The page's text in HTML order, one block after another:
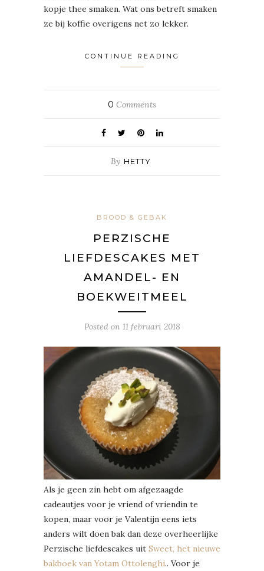
kopje thee smaken. Wat ons betreft smaken
ze bij koffie overigens net zo lekker.
CONTINUE READING
0 Comments
By HETTY
BROOD & GEBAK
PERZISCHE
LIEFDESCAKES MET
AMANDEL- EN
BOEKWEITMEEL
Posted on 11 februari 2018
Als je geen zin hebt om afgezaagde
cadeautjes voor je vriend of vriendin te
kopen, maar voor je Valentijn eens iets
anders wilt doen bak dan deze overheerlijke
Perzische liefdescakes uit Sweet, het nieuwe
bakboek van Yotam Ottolenghi.. Voor je